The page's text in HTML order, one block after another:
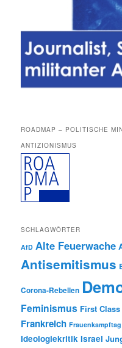
ROADMAP – POLITISCHE
ANTIZIONISMUS
SCHLAGWÖRTER
AfD Alte Feuerwache
Antisemitismus
Corona-Rebellen
Feminismus First
Frankreich Frauenkampftag
Ideologiekritik Israel